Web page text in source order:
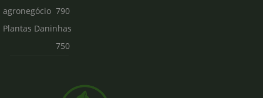
agronegócio 790
Plantas Daninhas
750